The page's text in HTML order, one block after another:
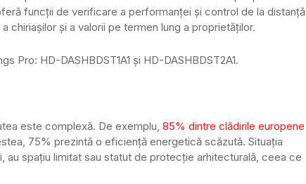
funcții de verificare a performanței și control de la distanță
chiriașilor și a valorii pe termen lung a proprietăților.
Pro: HD-DASHBDST1A1 și HD-DASHBDST2A1.
este complexă. De exemplu, 85% dintre clădirile europene
75% prezintă o eficiență energetică scăzută. Situația
au spațiu limitat sau statut de protecție arhitecturală, ceea ce